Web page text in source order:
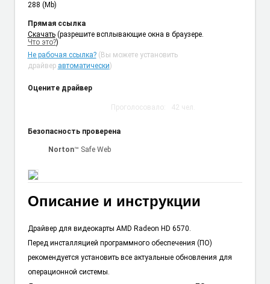
288 (Mb)
Прямая ссылка
Cкачать (разрешите всплывающие окна в браузере.
Что это?)
Не рабочая ссылка?(Вы можете установить
драйвер автоматически)
Оцените драйвер
Проголосовало: 42 чел.
Безопасность проверена
Norton™ Safe Web
Описание и инструкции
Драйвер для видеокарты AMD Radeon HD 6570.
Перед инсталляцией программного обеспечения (ПО)
рекомендуется установить все актуальные обновления для
операционной системы.